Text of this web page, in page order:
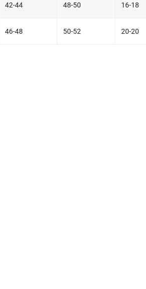
42-44 48-50 16-18
46-48 50-52 20-20